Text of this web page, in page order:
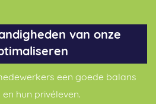
van onze
een goede balans
hun privéleven.